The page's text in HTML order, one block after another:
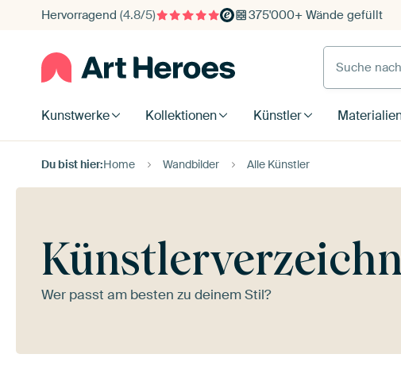
Hervorragend (4.8/5) 375'000+ Wände gefüllt
Suche nach
Kunstwerke Kollektionen Künstler
Du bist hier:Home Wandbilder Alle Künstler
Wer passt am besten zu deinem Stil?